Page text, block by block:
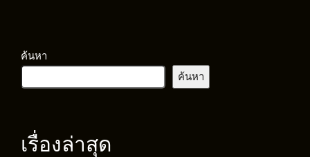
ค้นหา
ค้นหา
เรื่องล่าสุด